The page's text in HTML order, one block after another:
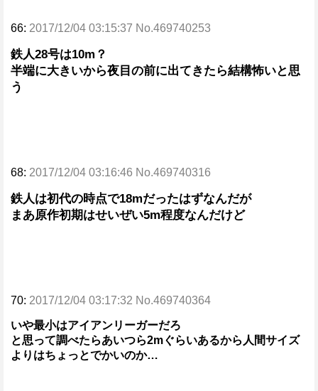
66: 2017/12/04 03:15:37 No.469740253
鉄人28号は10m？
半端に大きいから夜目の前に出てきたら結構怖いと思
う
68: 2017/12/04 03:16:46 No.469740316
鉄人は初代の時点で18mだったはずなんだが
まあ原作初期はせいぜい5m程度なんだけど
70: 2017/12/04 03:17:32 No.469740364
いや最小はアイアンリーガーだろ
と思って調べたらあいつら2mぐらいあるから人間サイズ
よりはちょっとでかいのか…